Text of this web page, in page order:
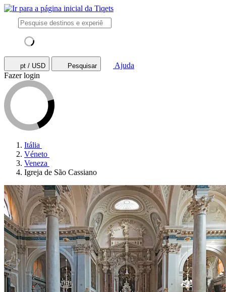
pt / USD Pesquisar
Ajuda
Fazer login
Itália
Véneto
Veneza
Igreja de São Cassiano